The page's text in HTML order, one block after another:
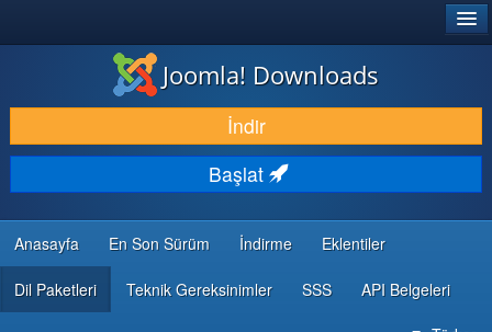
İNDIR & GENIŞLET
KEŞFET & ÖĞREN
TOPLULUK & DESTEK
GELIŞTIRICI KAYNAKLARI
Joomla! Downloads
İndir
Başlat
Anasayfa En Son Sürüm İndirme Eklentiler
Dil Paketleri Teknik Gereksinimler SSS API Belgeleri